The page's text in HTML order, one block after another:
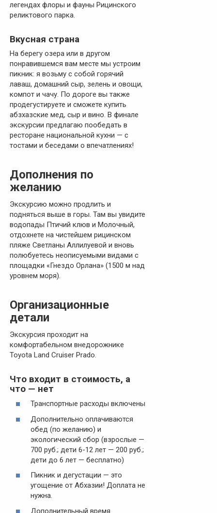
легендах флоры и фауны Рицинского
реликтового парка.
Вкусная страна
На берегу озера или в другом
понравившемся вам месте мы устроим
пикник: я возьму с собой горячий
лаваш, домашний сыр, зелень и овощи,
компот и чачу. По дороге вы также
продегустируете и сможете купить
абзхазские мед, сыр и вино. В финале
экскурсии предлагаю пообедать в
ресторане национальной кухни — с
тостами и беседами о впечатлениях!
Дополнения по
желанию
Экскурсию можно продлить и
подняться выше в горы. Там вы увидите
водопады Птичий клюв и Молочный,
отдохнете на чистейшем рицинском
пляже Светланы Аллилуевой и вновь
полюбуетесь неописуемыми видами с
площадки «Гнездо Орлана» (1500 м над
уровнем моря).
Организационные
детали
Экскурсия проходит на
комфортабельном внедорожнике
Toyota Land Cruiser Prado.
Что входит в стоимость, а
что — нет
Транспортные расходы включены
Дополнительно оплачиваются
обед (по желанию) и
экологический сбор (взрослые —
700 руб.; дети 6-12 лет — 200 руб.;
дети до 6 лет — бесплатно)
Пикник и дегустации — это
угощение от Абхазии! Доплата не
нужна.
Дополнительный время